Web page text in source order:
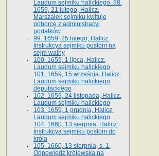
Laudum sejmiku halickiego. 98.
1659, 21 lutego, Halicz.
Marszałek sejmiku kwituje
poborcę z administracyi
podatków
99. 1659, 25 lutego, Halicz.
Instrukcya sejmiku posłom na
sejm walny
100. 1659, 1 lipca, Halicz.
Laudum sejmiku halickiego
101. 1659, 15 września, Halicz.
Laudum sejmiku halickiego
deputackiego
102. 1659, 24 listopada, Halicz.
Laudum sejmiku halickiego
103. 1659, 1 grudnia, Halicz.
Laudum sejmiku halickiego
104. 1660, 13 sierpnia, Halicz.
Instrukcya sejmiku posłom do
króla
105. 1660, 13 sierpnia, s. 1.
Odpowiedź królewska na